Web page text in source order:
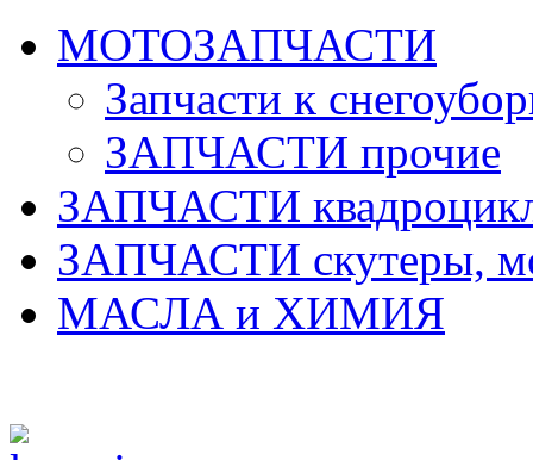
МОТОЗАПЧАСТИ
Запчасти к
ЗАПЧАСТИ прочие
ЗАПЧАСТИ
ЗАПЧАСТИ скутеры,
МАСЛА и ХИМИЯ